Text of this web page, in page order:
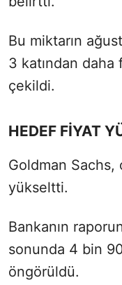
Bu miktarın
3 katından
çekildi.
HEDEF FİYAT
Goldman Sachs,
yükseltti.
Bankanın
sonunda 4 bin
öngörüldü.